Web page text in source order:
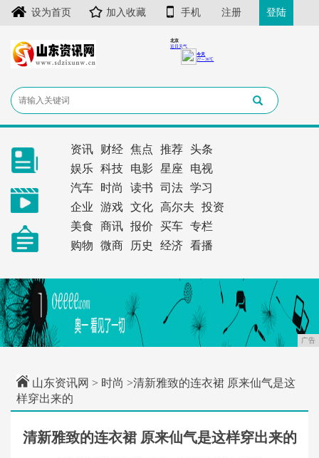
设为首页 加入收藏 手机 注册 登陆
资讯 财经 焦点 推荐
头条
娱乐
科技 电影 星座
电视
汽车
时尚 读书 司法
学习
企业
游戏 文化 高尔夫
投资
美食
商讯 报价 买车
专栏
购物
微商 历史 经济 看播
广告
山东资讯网 > 时尚 >清新雅致的连衣裙 原来仙气是这
样穿出来的
清新雅致的连衣裙 原来仙气是这样穿出来的